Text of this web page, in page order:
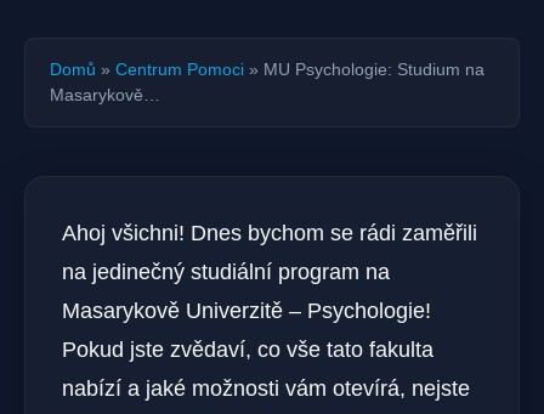
Domů » Centrum Pomoci » MU Psychologie: Studium na
Masarykově…
Ahoj všichni! Dnes bychom se rádi zaměřili
na jedinečný studiální program na
Masarykově Univerzitě – Psychologie!
Pokud jste zvědaví, co vše tato fakulta
nabízí a jaké možnosti vám otevírá, nejste